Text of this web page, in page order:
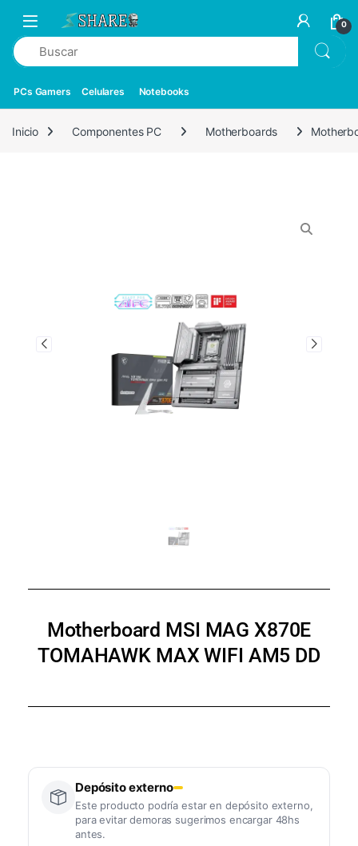
0
PCs Gamers Celulares Notebooks
Inicio Componentes PC Motherboards
Motherboard MSI MAG X870E
TOMAHAWK MAX WIFI AM5 DD
Depósito externo
Este producto podría estar en depósito externo,
para evitar demoras sugerimos encargar 48hs
antes.